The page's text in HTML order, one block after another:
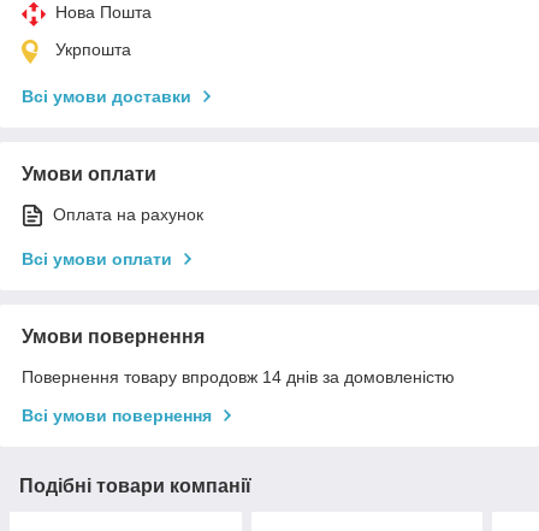
Нова Пошта
Укрпошта
Всі умови доставки
Умови оплати
Оплата на рахунок
Всі умови оплати
Умови повернення
Повернення товару впродовж 14 днів за домовленістю
Всі умови повернення
Подібні товари компанії